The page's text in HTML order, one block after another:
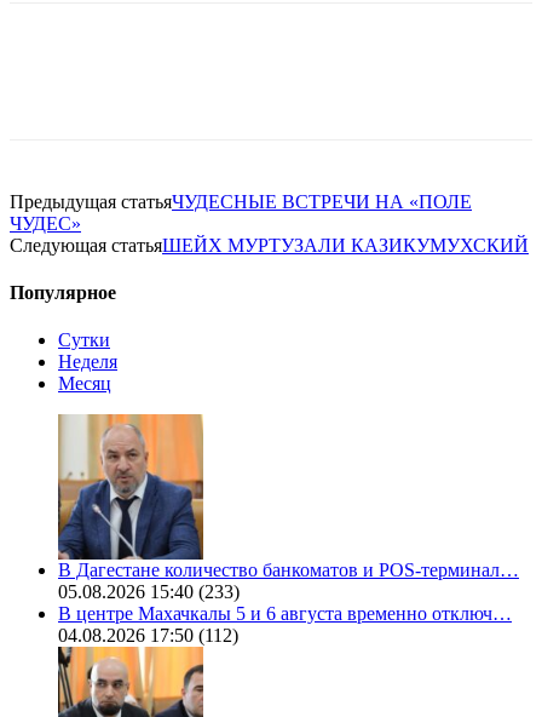
Предыдущая статьяЧУДЕСНЫЕ ВСТРЕЧИ НА «ПОЛЕ
ЧУДЕС»
Следующая статьяШЕЙХ МУРТУЗАЛИ КАЗИКУМУХСКИЙ
Популярное
Сутки
Неделя
Месяц
В Дагестане количество банкоматов и POS-терминал…
05.08.2026 15:40 (233)
В центре Махачкалы 5 и 6 августа временно отключ…
04.08.2026 17:50 (112)